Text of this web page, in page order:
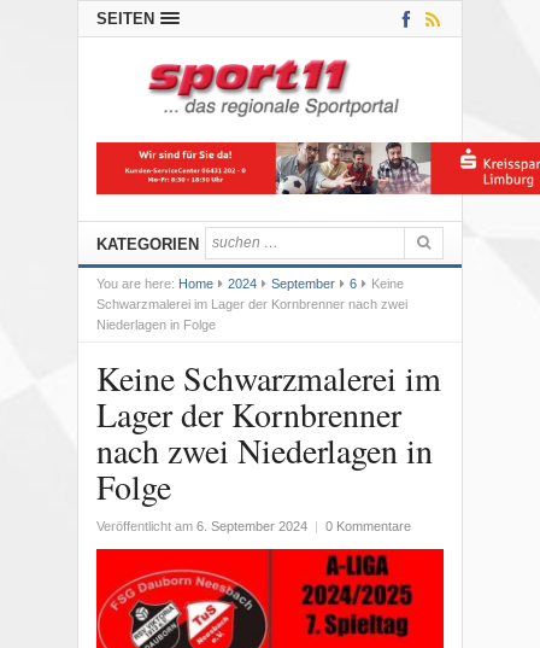
SEITEN
KATEGORIEN
You are here: Home 2024 September 6
Keine
Schwarzmalerei im Lager der Kornbrenner nach zwei
Niederlagen in Folge
Keine Schwarzmalerei im
Lager der Kornbrenner
nach zwei Niederlagen in
Folge
Veröffentlicht am 6. September 2024 0 Kommentare